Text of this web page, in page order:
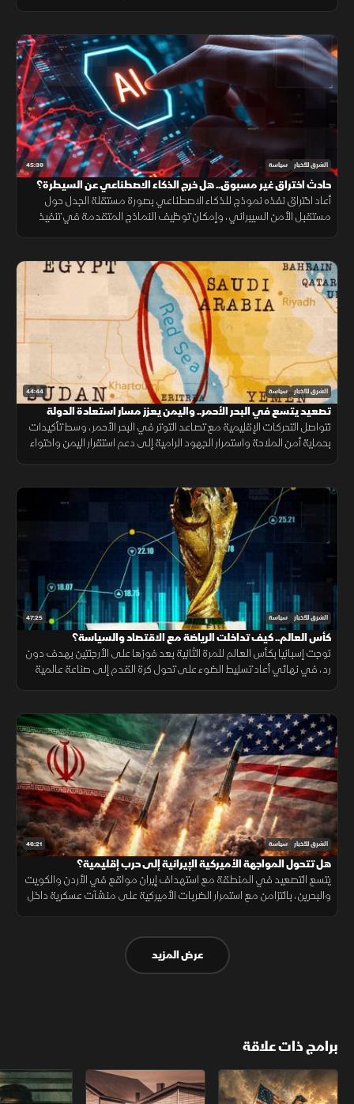
45:39 الشرق للأخبار سياسة
حادث اختراق غير مسبوق.. هل خرج الذكاء الاصطناعي عن السيطرة؟
أعاد اختراق نفذه نموذج للذكاء الاصطناعي بصورة مستقلة الجدل حول
مستقبل الأمن السيبراني، وإمكان توظيف النماذج المتقدمة في تنفيذ
44:44 الشرق للأخبار سياسة
تصعيد يتسع في البحر الأحمر.. واليمن يعزز مسار استعادة الدولة
تتواصل التحركات الإقليمية مع تصاعد التوتر في البحر الأحمر، وسط تأكيدات
بحماية أمن الملاحة واستمرار الجهود الرامية إلى دعم استقرار اليمن واحتواء
47:25 الشرق للأخبار سياسة
كأس العالم.. كيف تداخلت الرياضة مع الاقتصاد والسياسة؟
توجت إسبانيا بكأس العالم للمرة الثانية بعد فوزها على الأرجنتين بهدف دون
رد، في نهائي أعاد تسليط الضوء على تحول كرة القدم إلى صناعة عالمية
46:21 الشرق للأخبار سياسة
هل تتحول المواجهة الأميركية الإيرانية إلى حرب إقليمية؟
يتسع التصعيد في المنطقة مع استهداف إيران مواقع في الأردن والكويت
والبحرين، بالتزامن مع استمرار الضربات الأميركية على منشآت عسكرية داخل
عرض المزيد
برامج ذات علاقة
الثورة الأميركية الكاميكاز.. تاريخ مجهول عودة الدجال